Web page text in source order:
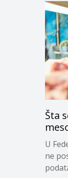
Šta
U
ne